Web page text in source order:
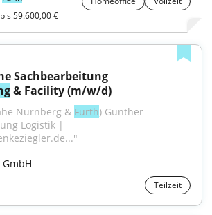
59.600,00 €
& Facility (m/w/d)
Nürnberg & Fürth) Günther
Logistik |
Teilzeit